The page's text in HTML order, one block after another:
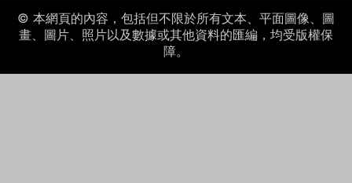
© 本網頁的內容，包括但不限於所有文本、平面圖像、圖
畫、圖片、照片以及數據或其他資料的匯編，均受版權保
障。